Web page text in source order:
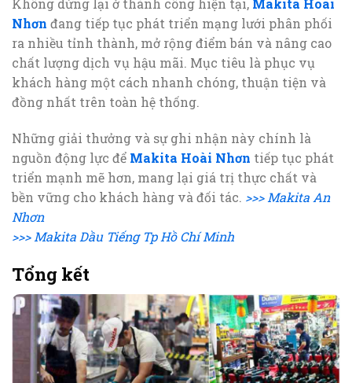
Không dừng lại ở thành công hiện tại, Makita Hoài
Nhơn đang tiếp tục phát triển mạng lưới phân phối
ra nhiều tỉnh thành, mở rộng điểm bán và nâng cao
chất lượng dịch vụ hậu mãi. Mục tiêu là phục vụ
khách hàng một cách nhanh chóng, thuận tiện và
đồng nhất trên toàn hệ thống.
Những giải thưởng và sự ghi nhận này chính là
nguồn động lực để Makita Hoài Nhơn tiếp tục phát
triển mạnh mẽ hơn, mang lại giá trị thực chất và
bền vững cho khách hàng và đối tác. >>> Makita An
Nhơn
>>> Makita Dầu Tiếng Tp Hồ Chí Minh
Tổng kết